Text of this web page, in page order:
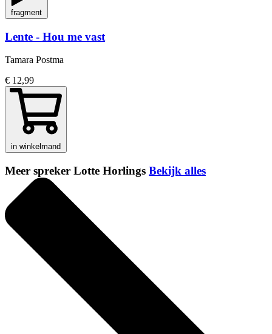
fragment
Lente - Hou me vast
Tamara Postma
€ 12,99
in winkelmand
Meer spreker Lotte Horlings Bekijk alles